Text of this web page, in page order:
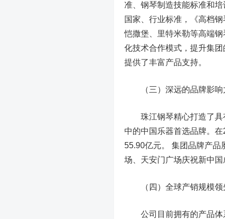
准、钢琴制造技能标准和
国家、行业标准，《高档
恺撒堡、里特米勒等高端
化技术合作模式，提升集
提供了丰富产品支持。
（三）深远的品牌影响
珠江钢琴精心打造了具
中的中国乐器首选品牌。
55.90亿元。 集团品牌产品
场、天安门广场庆祝新中
（四）全球产销规模领
公司目前拥有的产品体